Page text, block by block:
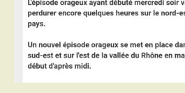
Poésie
Heures d’ouverture